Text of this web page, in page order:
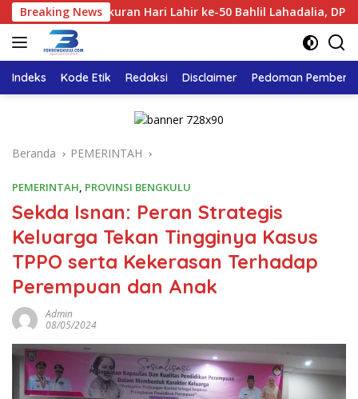
Langsung
ke
konten
Breaking NewsHari Lahir ke-50 Bahlil Lahadalia, DPD Golkar
Indeks Kode Etik Redaksi Disclaimer Pedoman
Beranda PEMERINTAH
PEMERINTAH, PROVINSI BENGKULU
Sekda Isnan: Peran Strategis
Keluarga Tekan Tingginya Kasus
TPPO serta Kekerasan Terhadap
Perempuan dan Anak
Admin
08/05/2024